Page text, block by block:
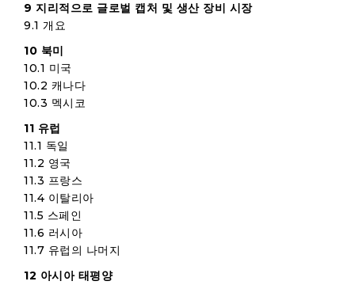
9 지리적으로 글로벌 캡처 및 생산 장비 시장
9.1 개요
10 북미
10.1 미국
10.2 캐나다
10.3 멕시코
11 유럽
11.1 독일
11.2 영국
11.3 프랑스
11.4 이탈리아
11.5 스페인
11.6 러시아
11.7 유럽의 나머지
12 아시아 태평양